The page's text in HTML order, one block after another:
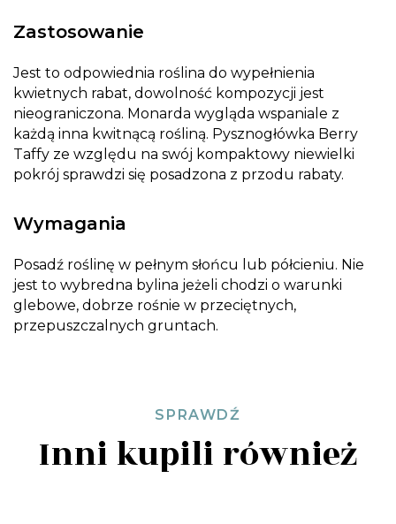
Zastosowanie
Jest to odpowiednia roślina do wypełnienia
kwietnych rabat, dowolność kompozycji jest
nieograniczona. Monarda wygląda wspaniale z
każdą inna kwitnącą rośliną. Pysznogłówka Berry
Taffy ze względu na swój kompaktowy niewielki
pokrój sprawdzi się posadzona z przodu rabaty.
Wymagania
Posadź roślinę w pełnym słońcu lub półcieniu. Nie
jest to wybredna bylina jeżeli chodzi o warunki
glebowe, dobrze rośnie w przeciętnych,
przepuszczalnych gruntach.
SPRAWDŹ
Inni kupili również